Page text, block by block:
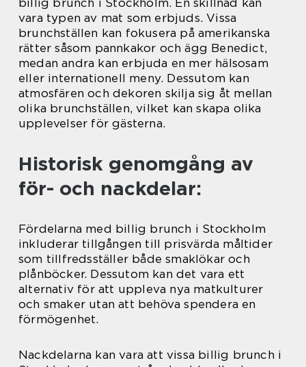
billig brunch i Stockholm. En skillnad kan
vara typen av mat som erbjuds. Vissa
brunchställen kan fokusera på amerikanska
rätter såsom pannkakor och ägg Benedict,
medan andra kan erbjuda en mer hälsosam
eller internationell meny. Dessutom kan
atmosfären och dekoren skilja sig åt mellan
olika brunchställen, vilket kan skapa olika
upplevelser för gästerna.
Historisk genomgång av
för- och nackdelar:
Fördelarna med billig brunch i Stockholm
inkluderar tillgången till prisvärda måltider
som tillfredsställer både smaklökar och
plånböcker. Dessutom kan det vara ett
alternativ för att uppleva nya matkulturer
och smaker utan att behöva spendera en
förmögenhet.
Nackdelarna kan vara att vissa billig brunch i